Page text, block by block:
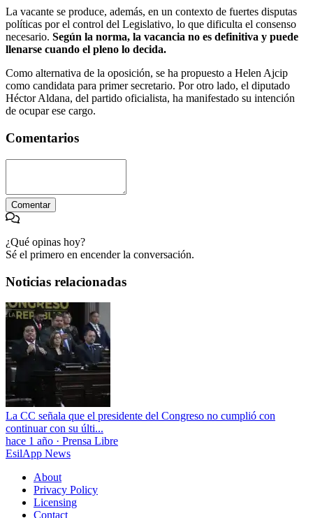
La vacante se produce, además, en un contexto de fuertes disputas
políticas por el control del Legislativo, lo que dificulta el consenso
necesario. Según la norma, la vacancia no es definitiva y puede
llenarse cuando el pleno lo decida.
Como alternativa de la oposición, se ha propuesto a Helen Ajcip
como candidata para primer secretario. Por otro lado, el diputado
Héctor Aldana, del partido oficialista, ha manifestado su intención
de ocupar ese cargo.
Comentarios
Comentar
¿Qué opinas hoy?
Sé el primero en encender la conversación.
Noticias relacionadas
La CC señala que el presidente del Congreso no cumplió con
continuar con su últi...
hace 1 año · Prensa Libre
EsilApp News
About
Privacy Policy
Licensing
Contact